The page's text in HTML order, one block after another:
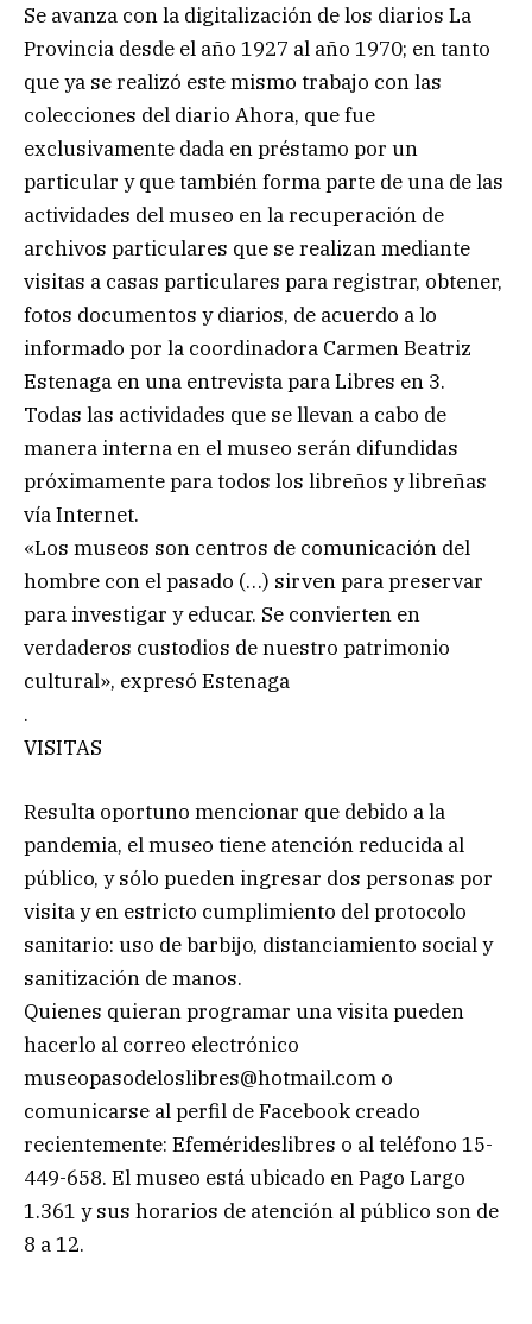
Se avanza con la digitalización de los diarios La
Provincia desde el año 1927 al año 1970; en tanto
que ya se realizó este mismo trabajo con las
colecciones del diario Ahora, que fue
exclusivamente dada en préstamo por un
particular y que también forma parte de una de las
actividades del museo en la recuperación de
archivos particulares que se realizan mediante
visitas a casas particulares para registrar, obtener,
fotos documentos y diarios, de acuerdo a lo
informado por la coordinadora Carmen Beatriz
Estenaga en una entrevista para Libres en 3.
Todas las actividades que se llevan a cabo de
manera interna en el museo serán difundidas
próximamente para todos los libreños y libreñas
vía Internet.
«Los museos son centros de comunicación del
hombre con el pasado (…) sirven para preservar
para investigar y educar. Se convierten en
verdaderos custodios de nuestro patrimonio
cultural», expresó Estenaga
.
VISITAS
Resulta oportuno mencionar que debido a la
pandemia, el museo tiene atención reducida al
público, y sólo pueden ingresar dos personas por
visita y en estricto cumplimiento del protocolo
sanitario: uso de barbijo, distanciamiento social y
sanitización de manos.
Quienes quieran programar una visita pueden
hacerlo al correo electrónico
museopasodeloslibres@hotmail.com o
comunicarse al perfil de Facebook creado
recientemente: Efemérideslibres o al teléfono 15-
449-658. El museo está ubicado en Pago Largo
1.361 y sus horarios de atención al público son de
8 a 12.